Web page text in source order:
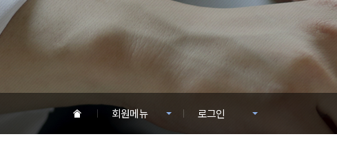
HOME 회원메뉴 로그인